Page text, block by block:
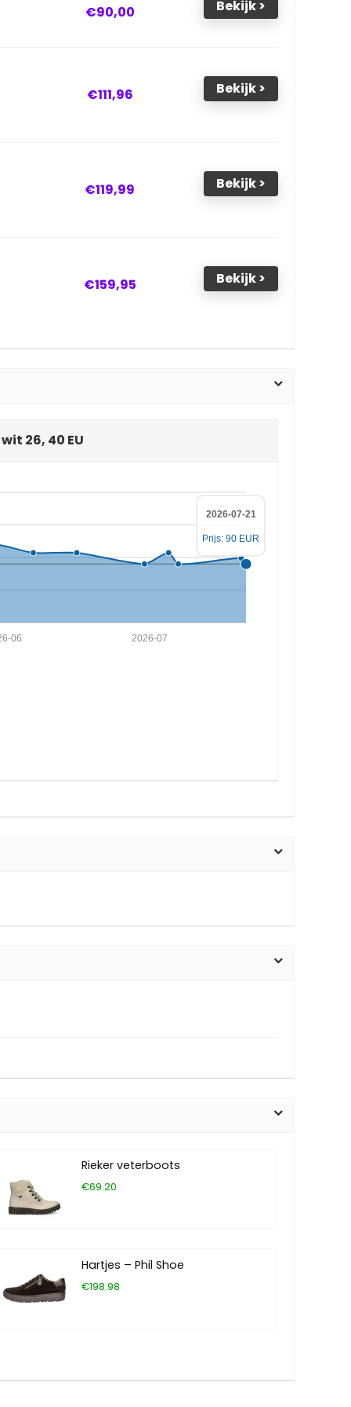
€90,00 Bekijk >
€111,96 Bekijk >
€119,99 Bekijk >
€159,95 Bekijk >
26, 40 EU
2026-07
06
2026-07-21
Prijs: 90 EUR
Rieker veterboots
€69.20
Hartjes – Phil Shoe
€198.98